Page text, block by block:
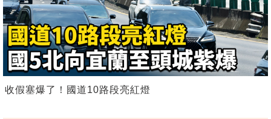
收假塞爆了！國道10路段亮紅燈